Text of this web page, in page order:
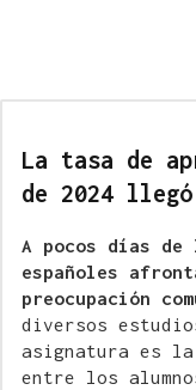
La tasa de
de 2024
A pocos días de
españoles
preocupación
diversos
asignatura es la
entre los